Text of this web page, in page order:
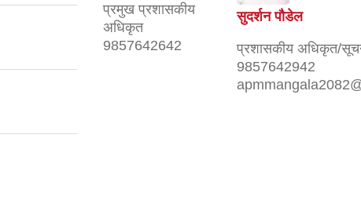
प्रमुख प्रशासकीय
अधिकृत
9857642642
सुदर्शन पौडेल
प्रशासकीय अधिकृत/
9857642942